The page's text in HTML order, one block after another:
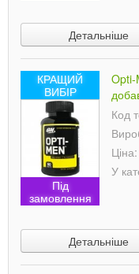
Детальніше
КРАЩИЙ
ВИБІР
Під
замовлення
Opti-
Код
Ціна:
У
Детальніше